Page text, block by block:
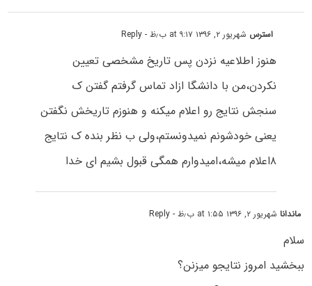
استرس شهریور ۲, ۱۳۹۶ at ۹:۱۷ ب٫ظ - Reply
هنوز اطلاعیه نزدن پس تاریخ مشخصی تعیین
نکردن،من با دانشگا ازاد تماس گرفتم گفتن ک
سنجش نتایج رو اعلام میکنه و هنوزم تاریخش نگفتن
یعنی خودشونم نمیدونستم،ولی ب نظر بنده ک نتایج
۸اعلام میشه،امیدوارم همگی قبول بشیم ای خدا
مانداناشهریور ۲, ۱۳۹۶ at ۱:۵۵ ب٫ظ - Reply
سلام
ببخشید امروز نتایجو میزنن؟